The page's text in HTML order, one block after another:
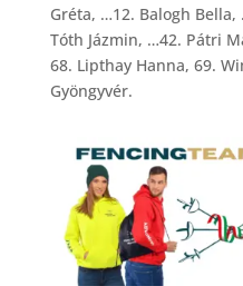
Gréta, …12. Balogh
Tóth Jázmin, …42. Pátri
68. Lipthay Hanna, 69.
Gyöngyvér.